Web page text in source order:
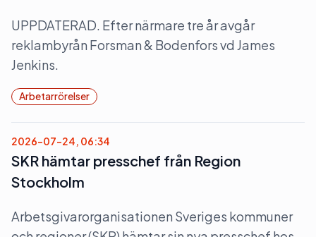
UPPDATERAD. Efter närmare tre år avgår
reklambyrån Forsman & Bodenfors vd James
Jenkins.
Arbetarrörelser
2026-07-24, 06:34
SKR hämtar presschef från Region
Stockholm
Arbetsgivarorganisationen Sveriges kommuner